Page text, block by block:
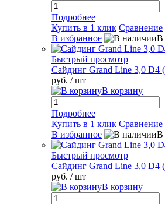
Подробнее
Купить в 1 клик Сравнение
В избранное
В
Быстрый просмотр
Сайдинг Grand Line 3,0 D4
руб. / шт
В корзину
Подробнее
Купить в 1 клик Сравнение
В избранное
В
Быстрый просмотр
Сайдинг Grand Line 3,0 D4
руб. / шт
В корзину